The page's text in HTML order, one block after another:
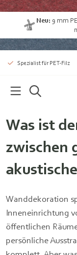
Neu: 9 mm
Spezialist für PET-Filz
Was ist
zwischen
Wanddekoration
Inneneinrichtung
öffentlichen
persönliche